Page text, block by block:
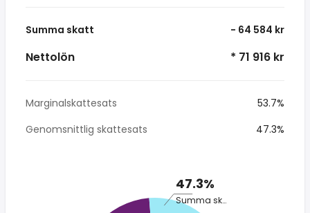
Summa skatt - 64 584 kr
Nettolön * 71 916 kr
Marginalskattesats
53.7%
Genomsnittlig skattesats
47.3%
47.3%
Summa skatt